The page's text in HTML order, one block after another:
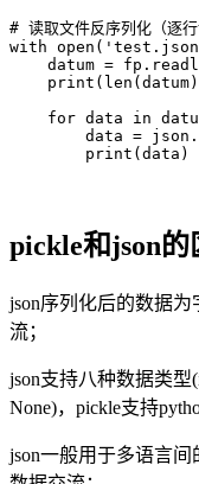
# 读取文件反序列化（逐行
with
datum =
for data in
data =
print(data)
pickle和json的
json序列化后的数据
流；
json支持八种数据类型
None)，pickle支持
json一般用于多语言间